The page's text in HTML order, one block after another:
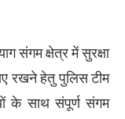
संगम क्षेत्र में सुरक्षा
रखने हेतु पुलिस टीम
के साथ संपूर्ण संगम